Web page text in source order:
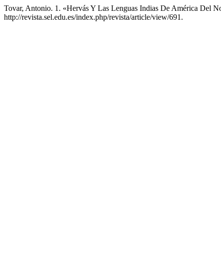
Tovar, Antonio. 1. «Hervás Y Las Lenguas Indias De América Del
http://revista.sel.edu.es/index.php/revista/article/view/691.